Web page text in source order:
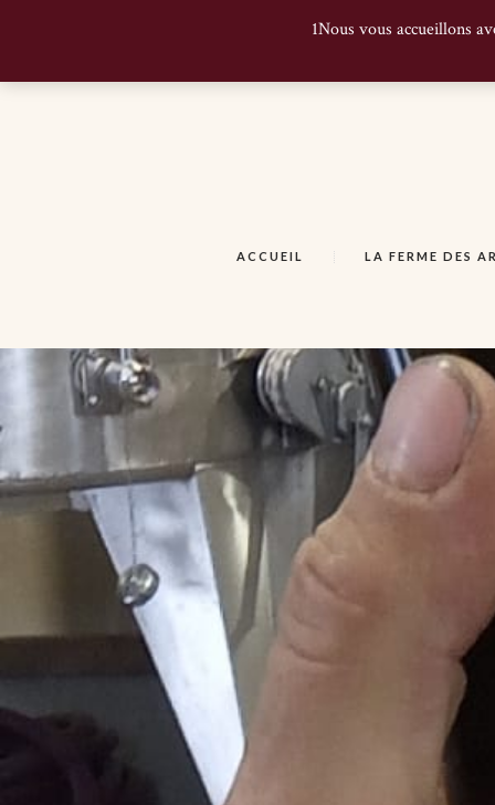
ACCUEIL LA FERME DES
1Nous vous accueillons